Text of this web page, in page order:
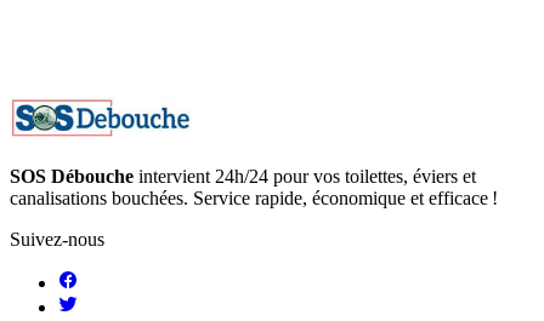
SOS Débouche intervient 24h/24 pour vos toilettes, éviers et
canalisations bouchées. Service rapide, économique et efficace !
Suivez-nous